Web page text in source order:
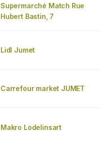
Supermarché Match Rue
Hubert Bastin, 7
Lidl Jumet
Carrefour market JUMET
Makro Lodelinsart